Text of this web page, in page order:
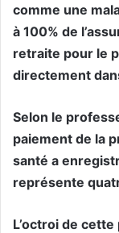
comme une
à 100% de
retraite pour le
directement
Selon le
paiement de la
santé a
représente
L’octroi de